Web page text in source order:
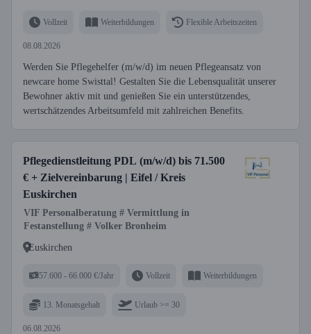
Vollzeit Weiterbildungen Flexible Arbeitszeiten
08.08.2026
Werden Sie Pflegehelfer (m/w/d) im neuen Pflegeansatz von
newcare home Swisttal! Gestalten Sie die Lebensqualität unserer
Bewohner aktiv mit und genießen Sie ein unterstützendes,
wertschätzendes Arbeitsumfeld mit zahlreichen Benefits.
Pflegedienstleitung PDL (m/w/d) bis 71.500
€ + Zielvereinbarung | Eifel / Kreis
Euskirchen
VIF Personalberatung # Vermittlung in
Festanstellung # Volker Bronheim
Euskirchen
57.600 - 66.000 €/Jahr Vollzeit Weiterbildungen
13. Monatsgehalt Urlaub >= 30
06.08.2026